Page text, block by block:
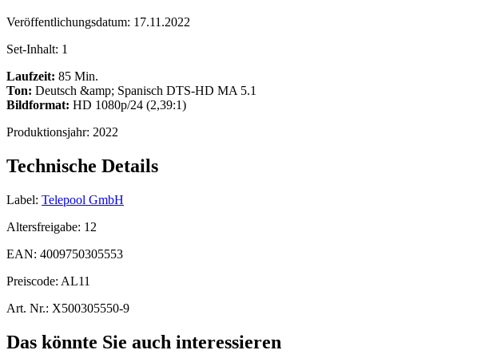
Veröffentlichungsdatum: 17.11.2022
Set-Inhalt: 1
Laufzeit: 85 Min.
Ton: Deutsch &amp; Spanisch DTS-HD MA 5.1
Bildformat: HD 1080p/24 (2,39:1)
Produktionsjahr: 2022
Technische Details
Label: Telepool GmbH
Altersfreigabe: 12
EAN: 4009750305553
Preiscode: AL11
Art. Nr.: X500305550-9
Das könnte Sie auch interessieren